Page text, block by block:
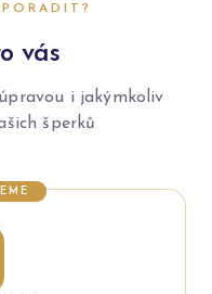
vás
i jakýmkoliv
šperků